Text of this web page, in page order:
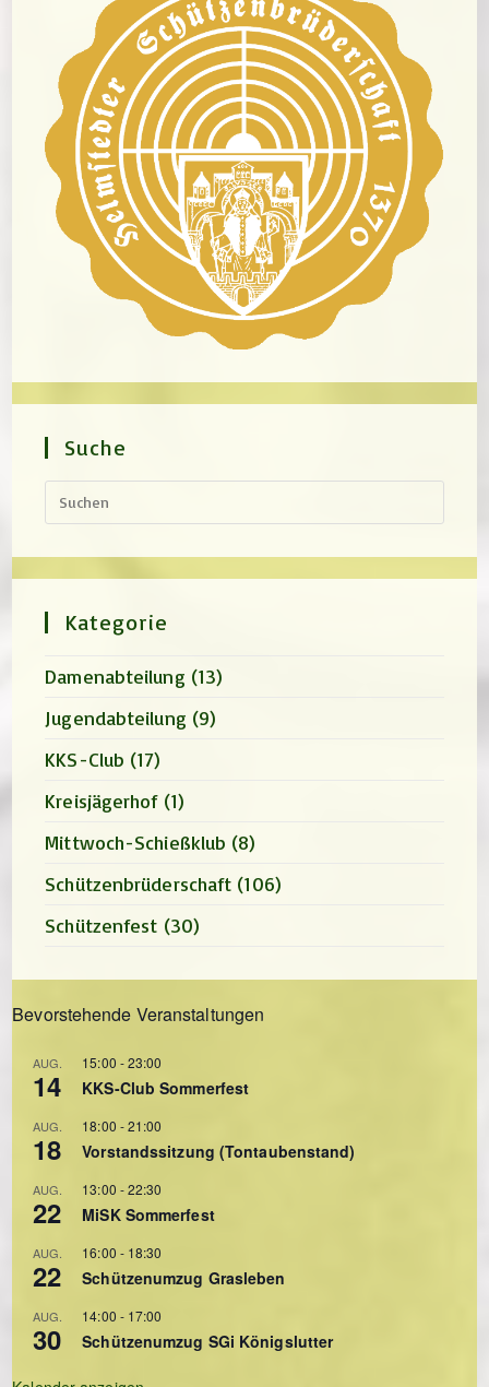
Suche
Kategorie
Damenabteilung (13)
Jugendabteilung (9)
KKS-Club (17)
Kreisjägerhof (1)
Mittwoch-Schießklub (8)
Schützenbrüderschaft (106)
Schützenfest (30)
Bevorstehende Veranstaltungen
AUG.
14
15:00 -23:00
KKS-Club Sommerfest
AUG.
18
18:00 -21:00
Vorstandssitzung (Tontaubenstand)
AUG.
22
13:00 -22:30
MiSK Sommerfest
AUG.
22
16:00 - 18:30
Schützenumzug Grasleben
AUG.
30
14:00 - 17:00
Schützenumzug SGi Königslutter